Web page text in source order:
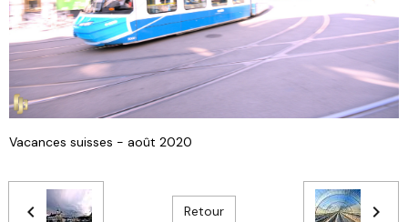
Vacances suisses - août 2020
Retour